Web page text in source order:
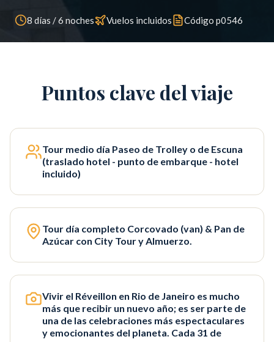
8 días / 6 noches Vuelos incluidos Código p0546
Puntos clave del viaje
Tour medio día Paseo de Trolley o de Escuna
(traslado hotel - punto de embarque - hotel
incluido)
Tour día completo Corcovado (van) & Pan de
Azúcar con City Tour y Almuerzo.
Vivir el Réveillon en Rio de Janeiro es mucho
más que recibir un nuevo año; es ser parte de
una de las celebraciones más espectaculares
y emocionantes del planeta. Cada 31 de